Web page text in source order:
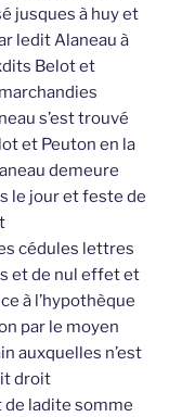
jusques à huy et
ledit Alaneau à
Belot et
s’est trouvé
et Peuton en la
demeure
le jour et feste de
cédules lettres
et de nul effet et
à l’hypothèque
par le moyen
auxquelles n’est
droit
de ladite somme